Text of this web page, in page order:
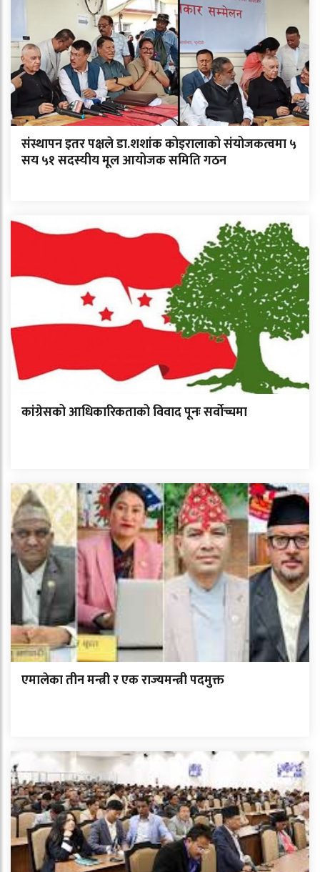
संस्थापन इतर पक्षले डा.शशांक कोइरालाको संयोजकत्वमा ५
सय ५१ सदस्यीय मूल आयोजक समिति गठन
कांग्रेसको आधिकारिकताको विवाद पूनः सर्वोच्चमा
एमालेका तीन मन्त्री र एक राज्यमन्त्री पदमुक्त